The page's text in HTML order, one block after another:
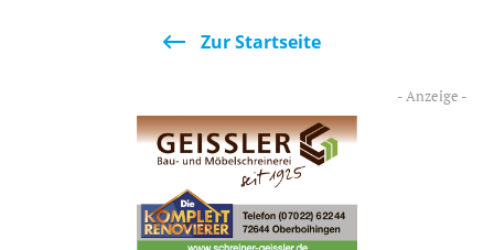
Zur Startseite